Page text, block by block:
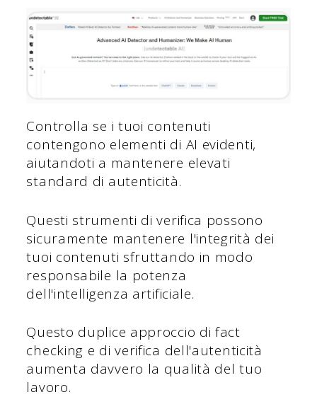
Controlla se i tuoi contenuti
contengono elementi di AI evidenti,
aiutandoti a mantenere elevati
standard di autenticità.
Questi strumenti di verifica possono
sicuramente mantenere l'integrità dei
tuoi contenuti sfruttando in modo
responsabile la potenza
dell'intelligenza artificiale.
Questo duplice approccio di fact
checking e di verifica dell'autenticità
aumenta davvero la qualità del tuo
lavoro.